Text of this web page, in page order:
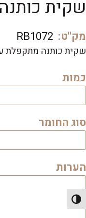
הפעל/כבה ניגודיות גבוהה
שקית
מק"ט: RB1072
שקית כותנה מתקפלת
כמות
סוג החומר
הערות